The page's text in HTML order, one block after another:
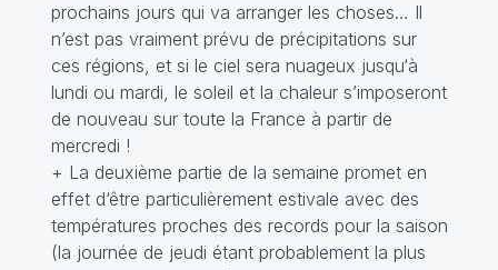
prochains jours qui va arranger les choses… Il
n’est pas vraiment prévu de précipitations sur
ces régions, et si le ciel sera nuageux jusqu‘à
lundi ou mardi, le soleil et la chaleur s’imposeront
de nouveau sur toute la France à partir de
mercredi !
+ La deuxième partie de la semaine promet en
effet d‘être particulièrement estivale avec des
températures proches des records pour la saison
(la journée de jeudi étant probablement la plus